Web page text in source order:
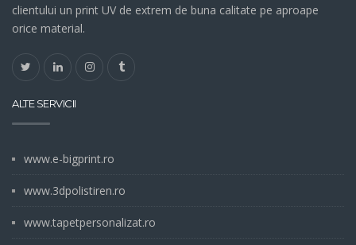
clientului un print UV de extrem de buna calitate pe aproape
orice material.
ALTE SERVICII
www.e-bigprint.ro
www.3dpolistiren.ro
www.tapetpersonalizat.ro